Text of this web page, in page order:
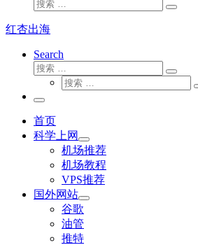
搜
搜
红杏出海
Search
搜
搜
索
搜
主
菜
单
首页
科学上网
机场推荐
机场教程
VPS推荐
国外网站
谷歌
油管
推特